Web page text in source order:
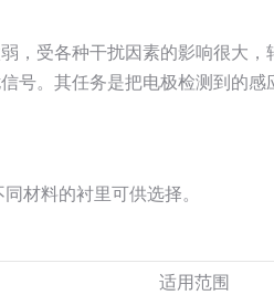
，受各种干扰因素的影响很大，
号。其任务是把电极检测到的感
材料的衬里可供选择。
适用范围